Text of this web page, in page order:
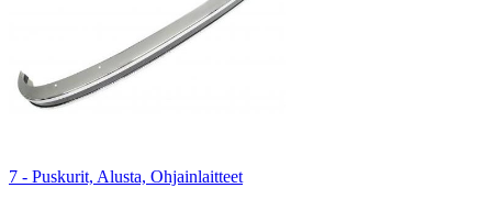
7 - Puskurit, Alusta, Ohjainlaitteet